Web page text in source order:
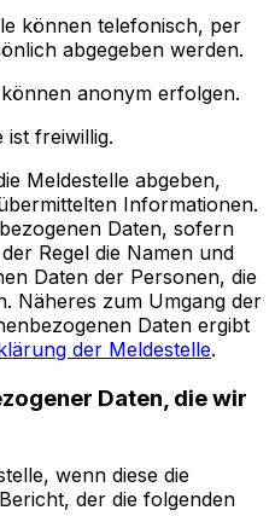
können telefonisch, per
abgegeben werden.
anonym erfolgen.
ist freiwillig.
Meldestelle abgeben,
Informationen.
Daten, sofern
Regel die Namen und
Daten der Personen, die
Näheres zum Umgang der
Daten ergibt
der Meldestelle.
Daten, die wir
wenn diese die
der die folgenden